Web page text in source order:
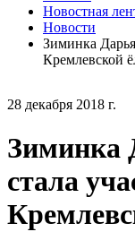
28 декабря 2018 г.
Зиминка
стала
Новостная
Новости
Зиминка
Кремлевской